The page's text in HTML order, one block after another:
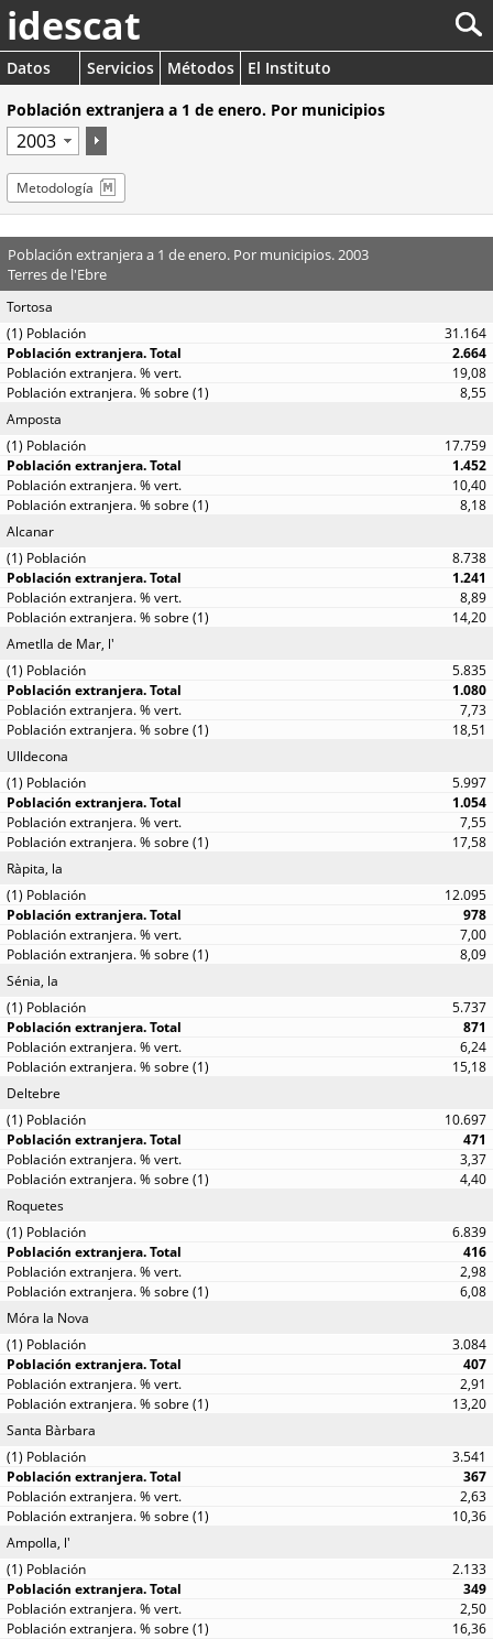
idescat
Datos Servicios Métodos
El Instituto
Población extranjera a 1 de enero. Por municipios
Metodología
Población extranjera a 1 de enero. Por municipios. 2003
Terres de l'Ebre
Tortosa
31.164
2.664
19,08
8,55
Amposta
17.759
1.452
10,40
8,18
Alcanar
8.738
1.241
8,89
14,20
Ametlla de Mar, l'
5.835
1.080
7,73
18,51
Ulldecona
5.997
1.054
7,55
17,58
Ràpita, la
12.095
978
7,00
8,09
Sénia, la
5.737
871
6,24
15,18
Deltebre
10.697
471
3,37
4,40
Roquetes
6.839
416
2,98
6,08
Móra la Nova
3.084
407
2,91
13,20
Santa Bàrbara
3.541
367
2,63
10,36
Ampolla, l'
2.133
349
2,50
16,36